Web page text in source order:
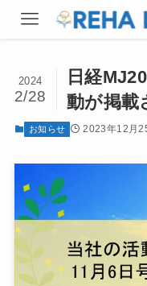
日経
動が掲載
2024
2/28
お知らせ 2023年12月